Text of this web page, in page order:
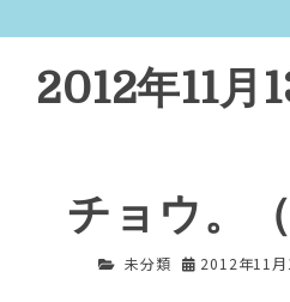
2012年11月
チョウ。
未分類 2012年11